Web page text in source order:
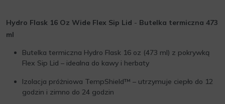
Hydro Flask 16 Oz Wide Flex Sip Lid - Butelka termiczna 473
ml
Butelka termiczna Hydro Flask 16 oz (473 ml) z pokrywką
Flex Sip Lid – idealna do kawy i herbaty
Izolacja próżniowa TempShield™ – utrzymuje ciepło do 12
godzin i zimno do 24 godzin